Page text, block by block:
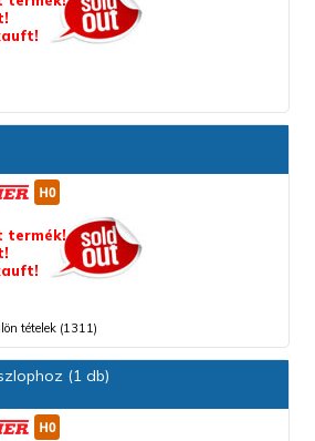
termék!
tételek (1311)
(1 db)